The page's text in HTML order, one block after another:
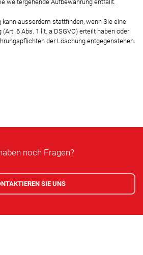
weitergehende Aufbewahrung entfällt.
kann ausserdem stattfinden, wenn Sie eine
6 Abs. 1 lit. a DSGVO) erteilt haben oder
der Löschung entgegenstehen.
noch Fragen?
SIE UNS